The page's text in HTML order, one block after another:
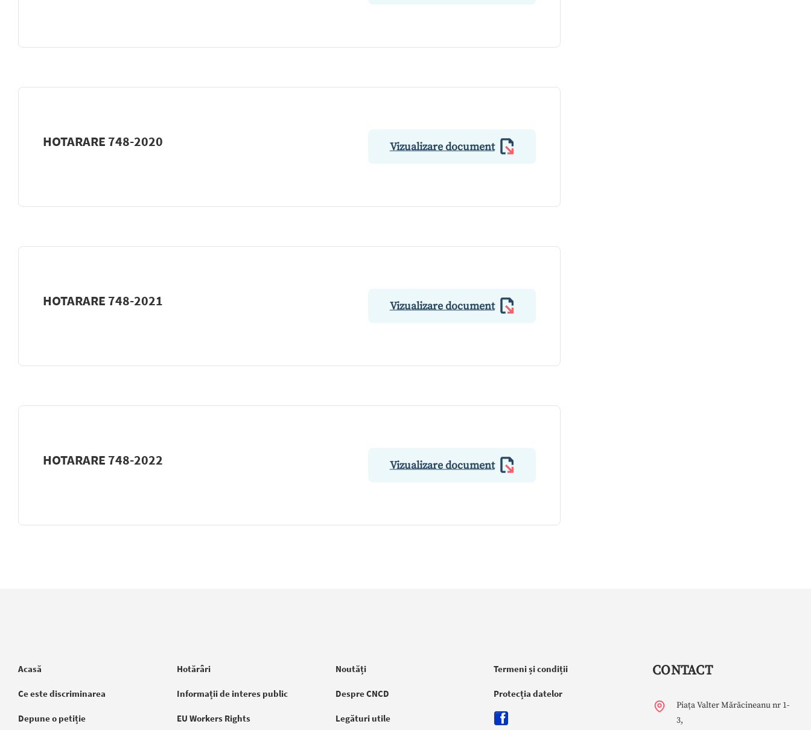
HOTARARE 748-2020 Vizualizare document
HOTARARE 748-2021 Vizualizare document
HOTARARE 748-2022 Vizualizare document
Acasă
Ce este discriminarea
Depune o petiție
Hotărâri
Informații de interes public
EU Workers Rights
Noutăți
Despre CNCD
Legături utile
Termeni și condiții
Protecția datelor
CONTACT
Piața Valter Mărăcineanu nr 1-
3,